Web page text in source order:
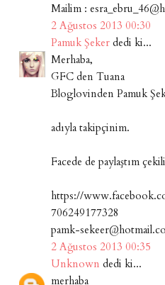
Mailim :
2 Ağustos 2013 00:30
Pamuk Şekerdedi ki...
Merhaba,
GFC den Tuana
Bloglovinden Pamuk
adıyla takipçinim.
Facede de paylaştım
https://
706249177328
pamk-
2 Ağustos 2013 00:35
Unknown dedi ki...
merhaba